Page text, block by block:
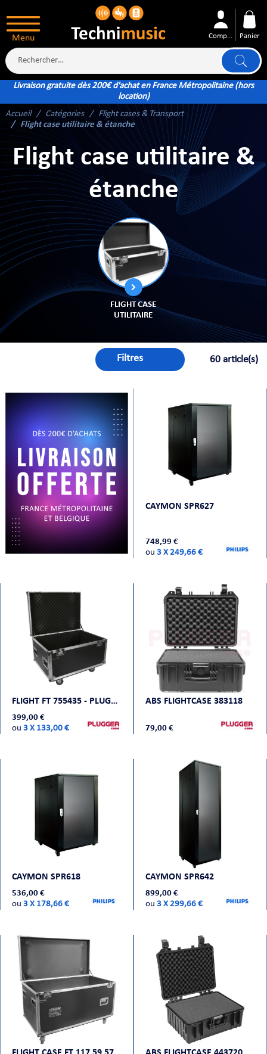
Menu Compte Panier
Livraison gratuite dès 200€ d'achat en France Métropolitaine (hors
location)
Accueil
Catégories
Flight cases & Transport
Flight case utilitaire & étanche
Flight case utilitaire &
étanche
FLIGHT CASE
UTILITAIRE
Filtres 60 article(s)
CAYMON SPR627
748,99 €
ou 3 X 249,66 €
FLIGHT FT 755435 - PLUGGER CASE
399,00 €
ou 3 X 133,00 €
ABS FLIGHTCASE 383118
79,00 €
CAYMON SPR618
536,00 €
ou 3 X 178,66 €
CAYMON SPR642
899,00 €
ou 3 X 299,66 €